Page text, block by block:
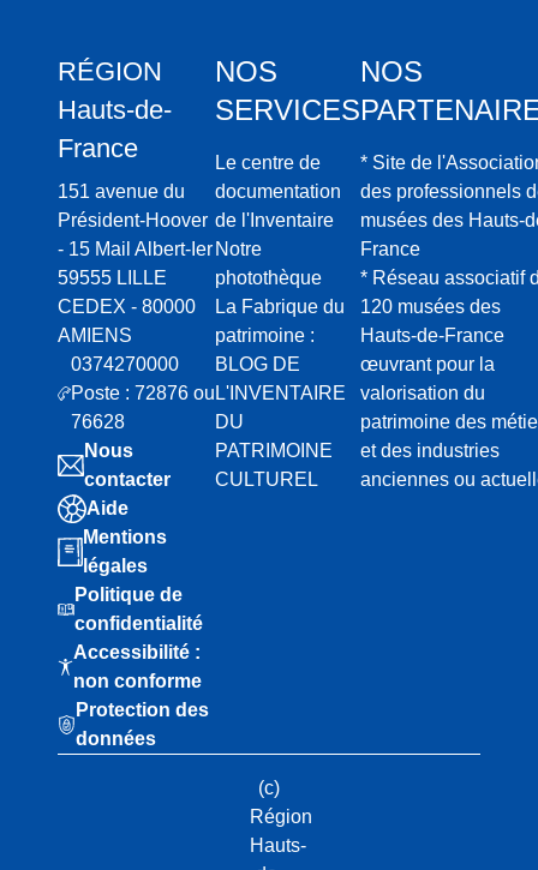
RÉGION
Hauts-de-
France
151 avenue du
Président-Hoover
- 15 Mail Albert-Ier
59555 LILLE
CEDEX - 80000
AMIENS
0374270000
Poste : 72876 ou
76628
Nous
contacter
Aide
Mentions
légales
Politique de
confidentialité
Accessibilité :
non conforme
Protection des
données
NOS
SERVICES
Le centre de
documentation
de l'Inventaire
Notre
photothèque
La Fabrique du
patrimoine :
BLOG DE
L'INVENTAIRE
DU
PATRIMOINE
CULTUREL
NOS
* Site de
des professionnels
musées des Hauts-
France
* Réseau associatif
120 musées des
Hauts-de-France
œuvrant pour la
valorisation du
patrimoine des
et des industries
anciennes ou
(c)
Région
Hauts-